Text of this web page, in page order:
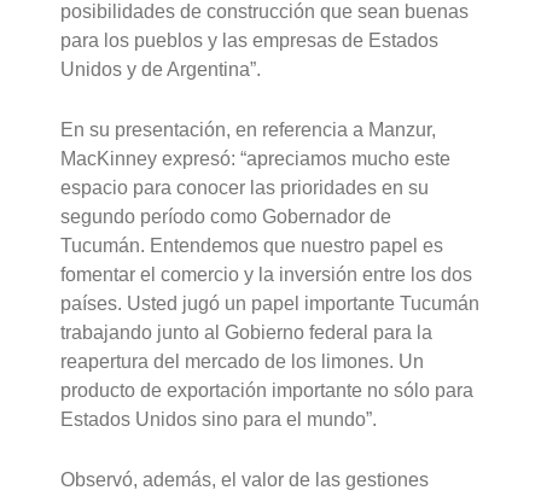
posibilidades de construcción que sean buenas
para los pueblos y las empresas de Estados
Unidos y de Argentina”.
En su presentación, en referencia a Manzur,
MacKinney expresó: “apreciamos mucho este
espacio para conocer las prioridades en su
segundo período como Gobernador de
Tucumán. Entendemos que nuestro papel es
fomentar el comercio y la inversión entre los dos
países. Usted jugó un papel importante Tucumán
trabajando junto al Gobierno federal para la
reapertura del mercado de los limones. Un
producto de exportación importante no sólo para
Estados Unidos sino para el mundo”.
Observó, además, el valor de las gestiones